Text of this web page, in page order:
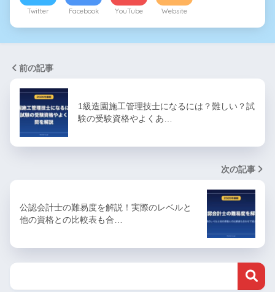
Twitter Facebook YouTube Website
前の記事
1級造園施工管理技士になるには？難しい？試
験の受験資格やよくあ…
次の記事
公認会計士の難易度を解説！実際のレベルと
他の資格との比較表も合…